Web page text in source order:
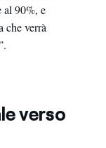
al 90%, e
che verrà
verso